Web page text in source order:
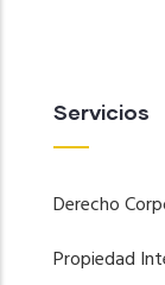
Servicios
Derecho
Propiedad